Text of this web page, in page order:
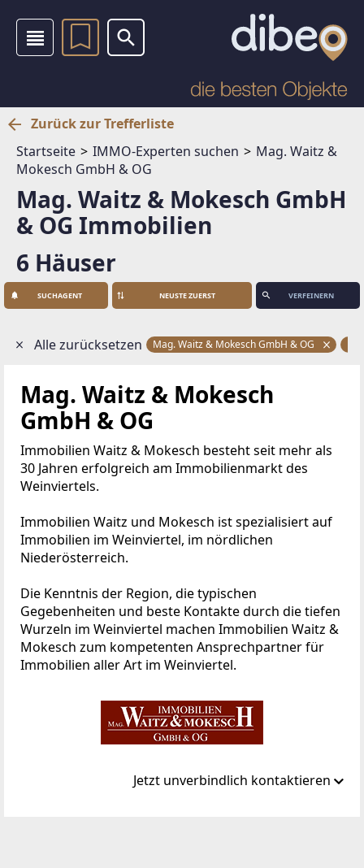
Zurück zur Trefferliste
Startseite
IMMO-Experten suchen
Mag. Waitz &
Mokesch GmbH & OG
Mag. Waitz & Mokesch GmbH
& OG Immobilien
6 Häuser
SUCHAGENT VERFEINERN
Alle zurücksetzen Mag. Waitz & Mokesch GmbH & OG
Mag. Waitz & Mokesch
GmbH & OG
Immobilien Waitz & Mokesch besteht seit mehr als
30 Jahren erfolgreich am Immobilienmarkt des
Weinviertels.
Immobilien Waitz und Mokesch ist spezialisiert auf
Immobilien im Weinviertel, im nördlichen
Niederösterreich.
Die Kenntnis der Region, die typischen
Gegebenheiten und beste Kontakte durch die tiefen
Wurzeln im Weinviertel machen Immobilien Waitz &
Mokesch zum kompetenten Ansprechpartner für
Immobilien aller Art im Weinviertel.
Jetzt unverbindlich kontaktieren